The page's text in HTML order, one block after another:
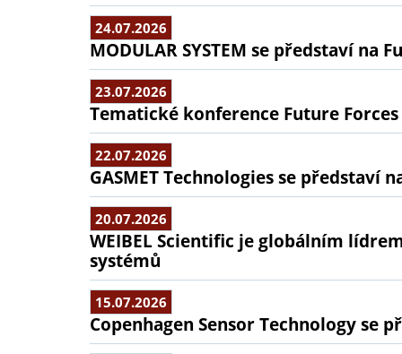
24.07.2026
MODULAR SYSTEM se představí na
23.07.2026
Tematické konference Future
22.07.2026
GASMET Technologies se představí
20.07.2026
WEIBEL Scientific je globálním
systémů
15.07.2026
Copenhagen Sensor Technology se